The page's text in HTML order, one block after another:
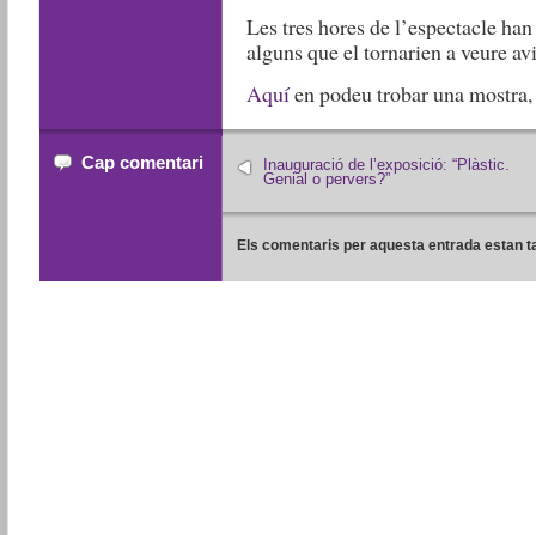
Les tres hores de l’espectacle
alguns que el tornarien a veure
Aquíen podeu trobar una
Cap comentari
Inauguració de l’exposició: “Plàstic.
Genial o pervers?”
Els comentaris per aquesta entrada estan